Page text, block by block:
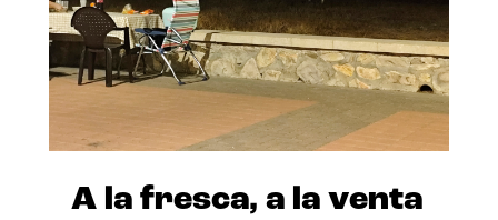
A la fresca, a la venta